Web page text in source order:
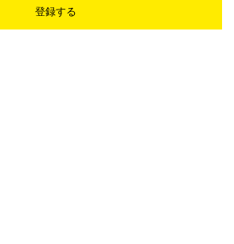
登録する